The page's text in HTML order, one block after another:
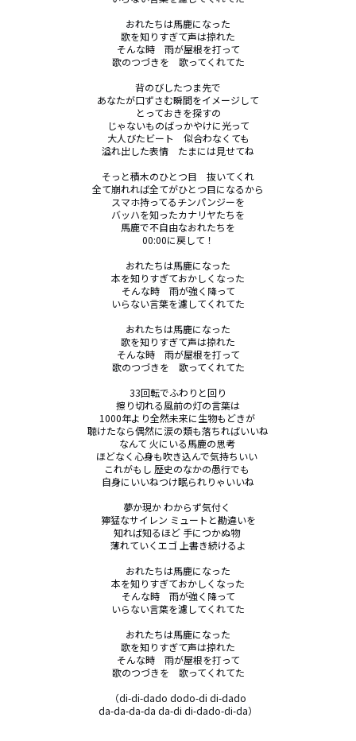
おれたちは馬鹿になった
歌を知りすぎて声は掠れた
そんな時　雨が屋根を打って
歌のつづきを　歌ってくれてた
背のびしたつま先で
あなたが口ずさむ瞬間をイメージして
とっておきを探すの
じゃないものばっかやけに光って
大人びたビート　似合わなくても
溢れ出した表情　たまには見せてね
そっと積木のひとつ目　抜いてくれ
全て崩れれば全てがひとつ目になるから
スマホ持ってるチンパンジーを
バッハを知ったカナリヤたちを
馬鹿で不自由なおれたちを
00:00に戻して！
おれたちは馬鹿になった
本を知りすぎておかしくなった
そんな時　雨が強く降って
いらない言葉を濾してくれてた
おれたちは馬鹿になった
歌を知りすぎて声は掠れた
そんな時　雨が屋根を打って
歌のつづきを　歌ってくれてた
33回転でふわりと回り
擦り切れる風前の灯の言葉は
1000年より全然未来に生物もどきが
聴けたなら偶然に涙の類も落ちればいいね
なんて 火にいる馬鹿の思考
ほどなく心身も吹き込んで気持ちいい
これがもし 歴史のなかの愚行でも
自身にいいねつけ眠られりゃいいね
夢か現か わからず気付く
獰猛なサイレン ミュートと勘違いを
知れば知るほど 手につかぬ物
薄れていくエゴ 上書き続けるよ
おれたちは馬鹿になった
本を知りすぎておかしくなった
そんな時　雨が強く降って
いらない言葉を濾してくれてた
おれたちは馬鹿になった
歌を知りすぎて声は掠れた
そんな時　雨が屋根を打って
歌のつづきを　歌ってくれてた
（di-di-dado dodo-di di-dado
da-da-da-da da-di di-dado-di-da）